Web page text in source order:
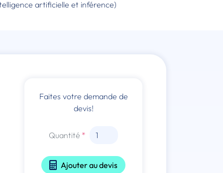
artificielle et inférence)
Faites votre demande de
devis!
Quantité
Ajouter au devis